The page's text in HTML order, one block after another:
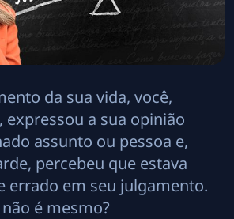
da sua vida, você,
expressou a sua opinião
assunto ou pessoa e,
percebeu que estava
errado em seu julgamento.
é mesmo?